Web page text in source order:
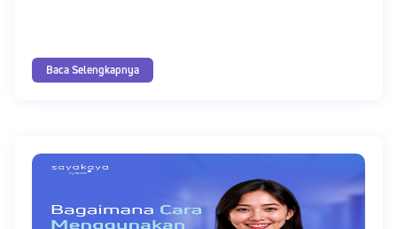
Baca Selengkapnya